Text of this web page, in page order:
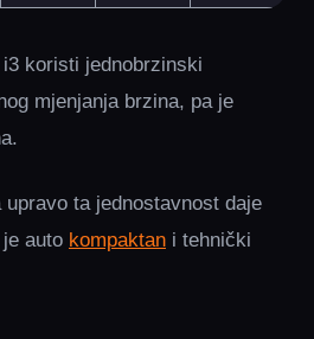
koristi jednobrzinski
mjenjanja brzina, pa je
ta jednostavnost daje
auto kompaktan i tehnički